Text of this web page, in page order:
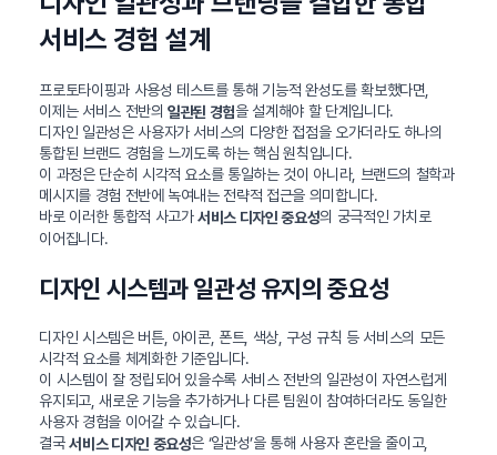
서비스 경험 설계
프로토타이핑과 사용성 테스트를 통해 기능적 완성도를 확보했다면,
이제는 서비스 전반의일관된 경험을 설계해야 할 단계입니다.
디자인 일관성은 사용자가 서비스의 다양한 접점을 오가더라도 하나의
통합된 브랜드 경험을 느끼도록 하는 핵심 원칙입니다.
이 과정은 단순히 시각적 요소를 통일하는 것이 아니라, 브랜드의 철학과
메시지를 경험 전반에 녹여내는 전략적 접근을 의미합니다.
바로 이러한 통합적 사고가서비스 디자인 중요성의 궁극적인 가치로
이어집니다.
디자인 시스템과 일관성 유지의 중요성
디자인 시스템은 버튼, 아이콘, 폰트, 색상, 구성 규칙 등 서비스의 모든
시각적 요소를 체계화한 기준입니다.
이 시스템이 잘 정립되어 있을수록 서비스 전반의 일관성이 자연스럽게
유지되고, 새로운 기능을 추가하거나 다른 팀원이 참여하더라도 동일한
사용자 경험을 이어갈 수 있습니다.
결국서비스 디자인 중요성은 ‘일관성’을 통해 사용자 혼란을 줄이고,